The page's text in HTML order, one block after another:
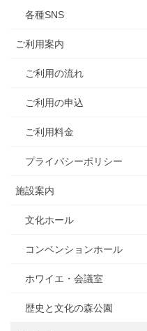
各種SNS
ご利用案内
ご利用の流れ
ご利用の申込
ご利用料金
プライバシーポリシー
施設案内
文化ホール
コンベンションホール
ホワイエ・会議室
歴史と文化の森公園